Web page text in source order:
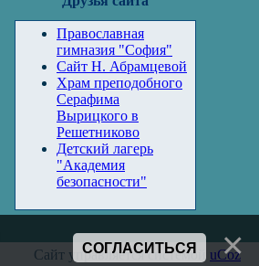
Православная
гимназия "София"
Сайт Н. Абрамцевой
Храм преподобного
Серафима
Вырицкого в
Решетниково
Детский лагерь
"Академия
безопасности"
Сайт управляется системой uCoz
СОГЛАСИТЬСЯ